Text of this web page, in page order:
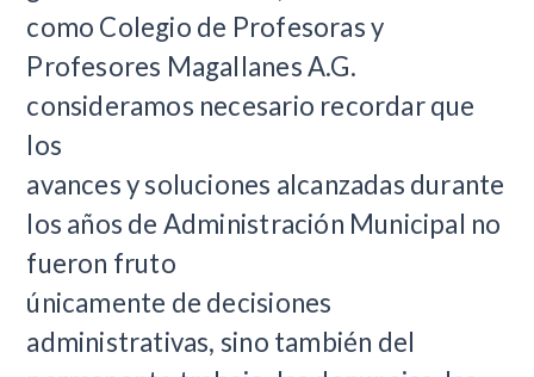
como Colegio de Profesoras y
Profesores Magallanes A.G.
consideramos necesario recordar que
los
avances y soluciones alcanzadas durante
los años de Administración Municipal no
fueron fruto
únicamente de decisiones
administrativas, sino también del